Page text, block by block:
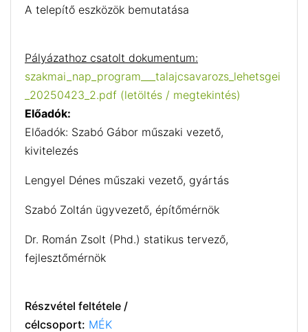
A telepítő eszközök bemutatása
Pályázathoz csatolt dokumentum:
szakmai_nap_program___talajcsavarozs_lehetsgei
_20250423_2.pdf (letöltés / megtekintés)
Előadók:
Előadók: Szabó Gábor műszaki vezető,
kivitelezés
Lengyel Dénes műszaki vezető, gyártás
Szabó Zoltán ügyvezető, építőmérnök
Dr. Román Zsolt (Phd.) statikus tervező,
fejlesztőmérnök
Részvétel feltétele /
célcsoport: MÉK